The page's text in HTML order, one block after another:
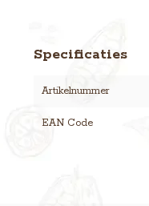
Specificaties
Artikelnummer
EAN Code